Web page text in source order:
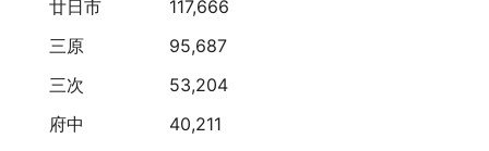
廿日市
117,666
三原
95,687
三次
53,204
府中
40,211